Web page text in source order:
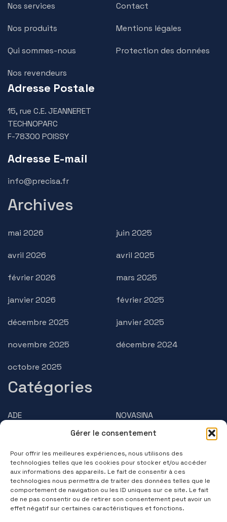
Gérer le consentement
Pour offrir les meilleures expériences, nous utilisons des
technologies telles que les cookies pour stocker et/ou accéder
aux informations des appareils. Le fait de consentir à ces
technologies nous permettra de traiter des données telles que le
comportement de navigation ou les ID uniques sur ce site. Le fait
de ne pas consentir ou de retirer son consentement peut avoir un
effet négatif sur certaines caractéristiques et fonctions.
Nos services
Nos produits
Qui sommes-nous
Nos revendeurs
Contact
Mentions légales
Protection des données
Adresse Postale
15, rue C.E. JEANNERET
TECHNOPARC
F-78300 POISSY
Adresse E-mail
info@precisa.fr
Archives
mai 2026
avril 2026
février 2026
janvier 2026
décembre 2025
novembre 2025
octobre 2025
juin 2025
avril 2025
mars 2025
février 2025
janvier 2025
décembre 2024
Catégories
ADE
BRUSS
NOVASINA
PRECISA
Questions/Réponses
Contactez-nous
(+33) 01 39 11 55 75